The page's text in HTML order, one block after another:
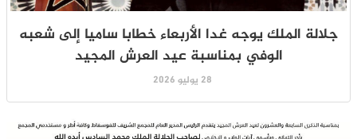
جلالة الملك يوجه غدا الأربعاء خطابا ساميا إلى شعبه
الوفي بمناسبة عيد العرش المجيد
28 يوليو 2026